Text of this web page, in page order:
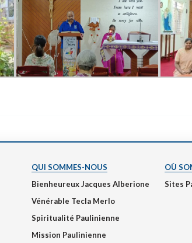
QUI SOMMES-NOUS
Bienheureux Jacques Alberione
Vénérable Tecla Merlo
Spiritualité Paulinienne
Mission Paulinienne
OÙ
Sites